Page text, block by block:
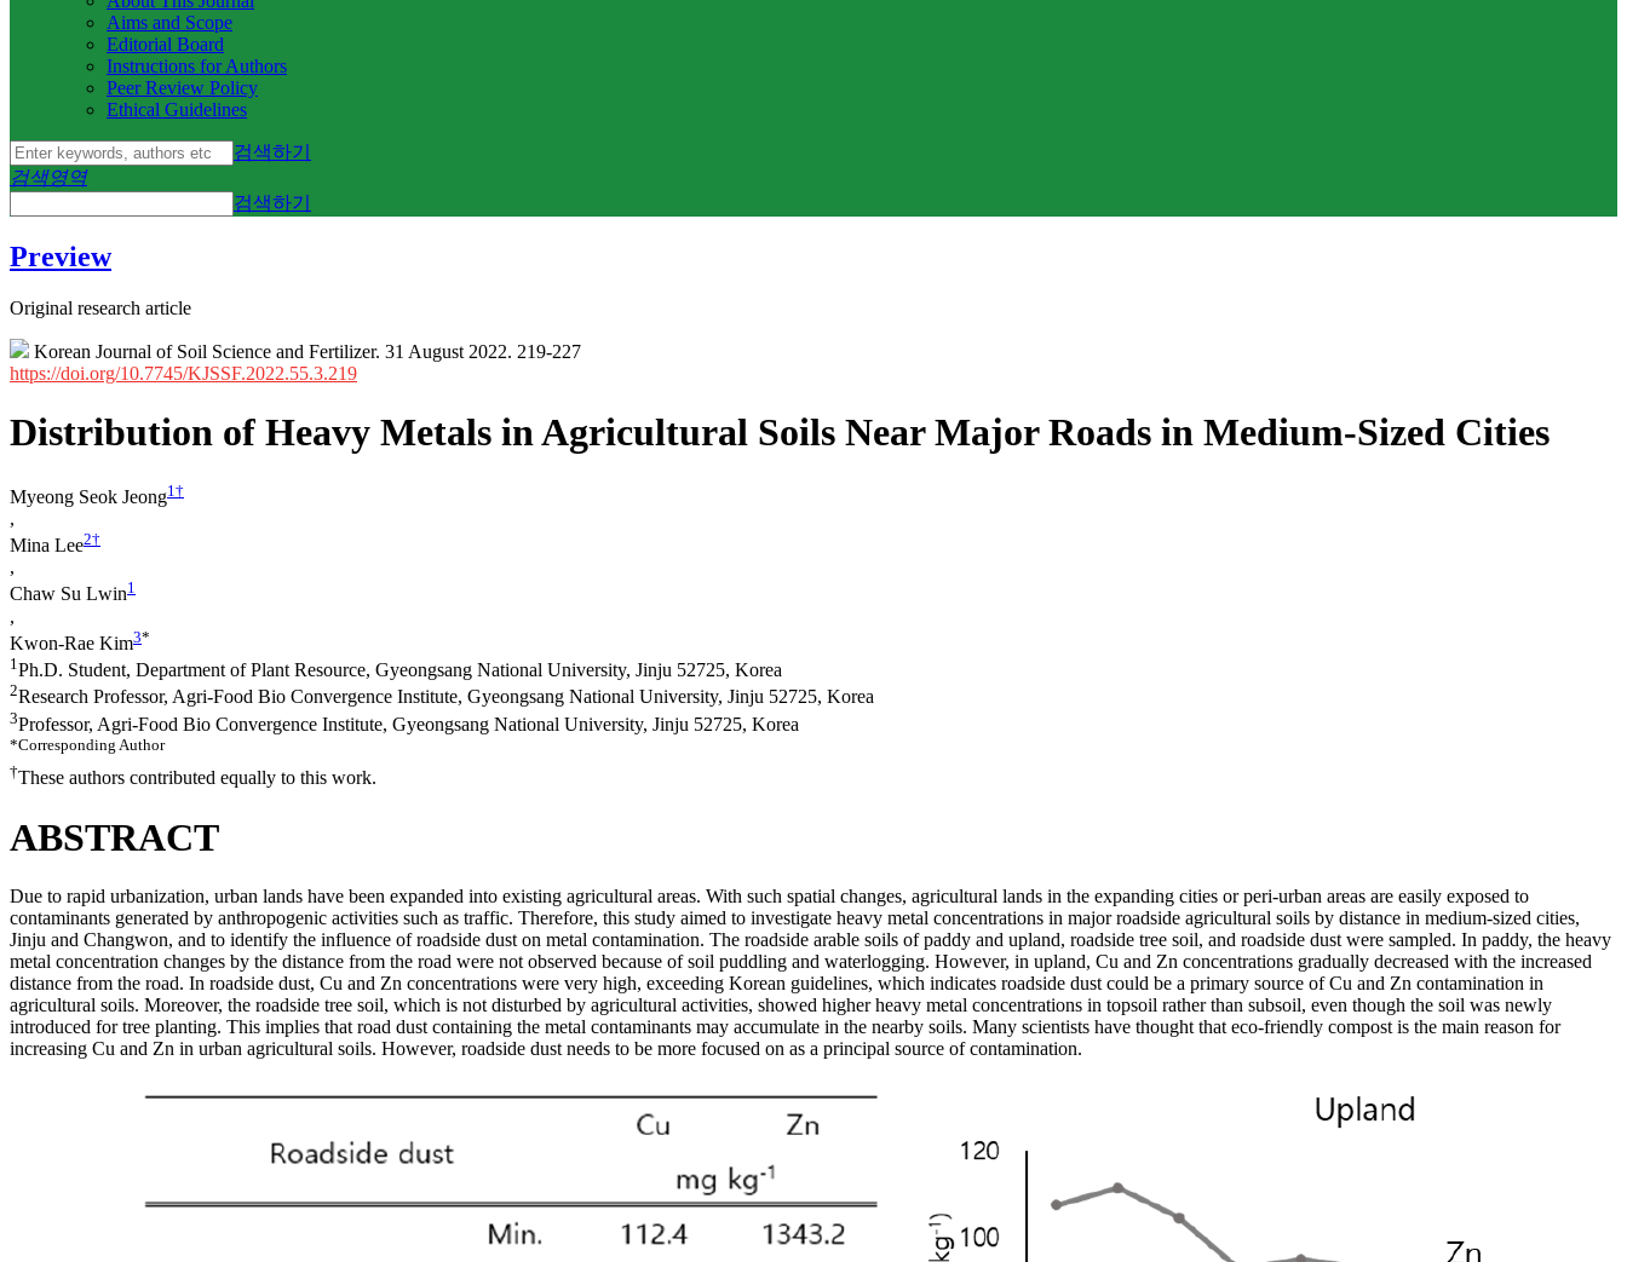
Aims and Scope
Editorial Board
Instructions for Authors
Peer Review Policy
Ethical Guidelines
검색하기
검색영역
검색하기
Preview
Original research article
Korean Journal of Soil Science and Fertilizer. 31 August 2022. 219-227
https://doi.org/10.7745/KJSSF.2022.55.3.219
Distribution of Heavy Metals in Agricultural Soils Near Major Roads in Medium-Sized Cities
Myeong Seok Jeong1 †
,
Mina Lee2†
,
Chaw Su Lwin1
,
Kwon-Rae Kim3*
1 Ph.D. Student, Department of Plant Resource, Gyeongsang National University, Jinju 52725, Korea
2Research Professor, Agri-Food Bio Convergence Institute, Gyeongsang National University, Jinju 52725, Korea
3Professor, Agri-Food Bio Convergence Institute, Gyeongsang National University, Jinju 52725, Korea
*Corresponding Author
†These authors contributed equally to this work.
ABSTRACT
Due to rapid urbanization, urban lands have been expanded into existing agricultural areas. With such spatial changes, agricultural lands in the expanding cities or peri-urban areas are easily exposed to
contaminants generated by anthropogenic activities such as traffic. Therefore, this study aimed to investigate heavy metal concentrations in major roadside agricultural soils by distance in medium-sized cities,
Jinju and Changwon, and to identify the influence of roadside dust on metal contamination. The roadside arable soils of paddy and upland, roadside tree soil, and roadside dust were sampled. In paddy, the heavy
metal concentration changes by the distance from the road were not observed because of soil puddling and waterlogging. However, in upland, Cu and Zn concentrations gradually decreased with the increased
distance from the road. In roadside dust, Cu and Zn concentrations were very high, exceeding Korean guidelines, which indicates roadside dust could be a primary source of Cu and Zn contamination in
agricultural soils. Moreover, the roadside tree soil, which is not disturbed by agricultural activities, showed higher heavy metal concentrations in topsoil rather than subsoil, even though the soil was newly
introduced for tree planting. This implies that road dust containing the metal contaminants may accumulate in the nearby soils. Many scientists have thought that eco-friendly compost is the main reason for
increasing Cu and Zn in urban agricultural soils. However, roadside dust needs to be more focused on as a principal source of contamination.